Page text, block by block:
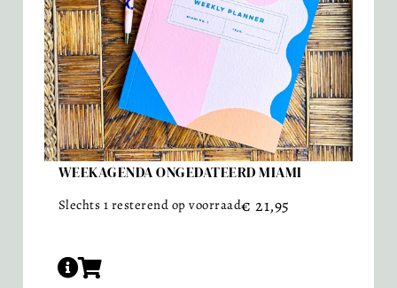
WEEKAGENDA ONGEDATEERD MIAMI
Slechts 1 resterend op voorraad€ 21,95